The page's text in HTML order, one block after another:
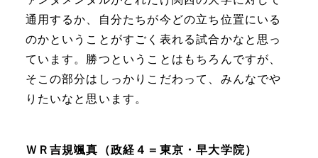
通用するか、自分たちが今どの立ち位置にいる
のかということがすごく表れる試合かなと思っ
ています。勝つということはもちろんですが、
そこの部分はしっかりこだわって、みんなでや
りたいなと思います。
ＷＲ吉規颯真（政経４＝東京・早大学院）